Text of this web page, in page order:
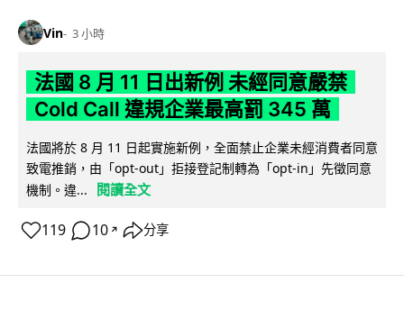
Vin 3 小時
法國 8 月 11 日出新例 未經同意嚴禁
Cold Call 違規企業最高罰 345 萬
法國將於 8 月 11 日起實施新例，全面禁止企業未經消費者同意
致電推銷，由「opt-out」拒接登記制轉為「opt-in」先徵同意
機制。違...
閱讀全文
119 10 ↗ 分享